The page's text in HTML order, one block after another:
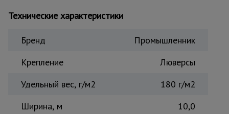
Штукатурные
Технические характеристики
Бренд
Промышленник
Крепление
Люверсы
Удельный вес, г/м2
180 г/м2
Ширина, м
10,0